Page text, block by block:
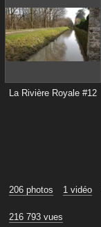
La Rivière Royale #12
206 photos 1 vidéo
216 793 vues